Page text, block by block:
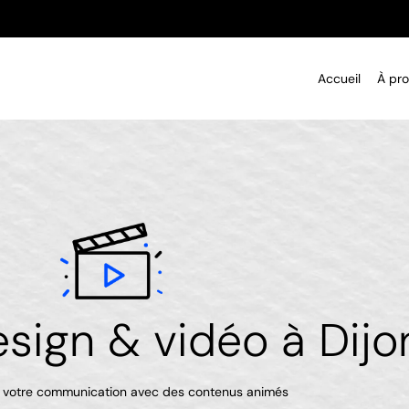
Accueil À
& vidéo à
votre communication avec des contenus animés